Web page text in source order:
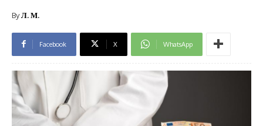
ByЛ. М.
Facebook X WhatsApp